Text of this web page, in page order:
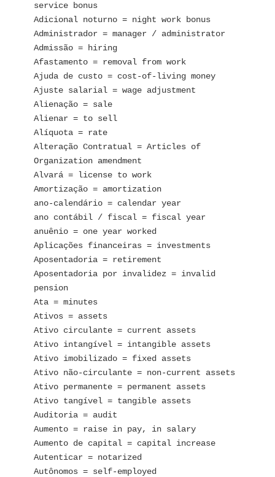
service bonus
Adicional noturno = night work bonus
Administrador = manager / administrator
Admissão = hiring
Afastamento = removal from work
Ajuda de custo = cost-of-living money
Ajuste salarial = wage adjustment
Alienação = sale
Alienar = to sell
Alíquota = rate
Alteração Contratual = Articles of
Organization amendment
Alvará = license to work
Amortização = amortization
ano-calendário = calendar year
ano contábil / fiscal = fiscal year
anuênio = one year worked
Aplicações financeiras = investments
Aposentadoria = retirement
Aposentadoria por invalidez = invalid
pension
Ata = minutes
Ativos = assets
Ativo circulante = current assets
Ativo intangível = intangible assets
Ativo imobilizado = fixed assets
Ativo não-circulante = non-current assets
Ativo permanente = permanent assets
Ativo tangível = tangible assets
Auditoria = audit
Aumento = raise in pay, in salary
Aumento de capital = capital increase
Autenticar = notarized
Autônomos = self-employed